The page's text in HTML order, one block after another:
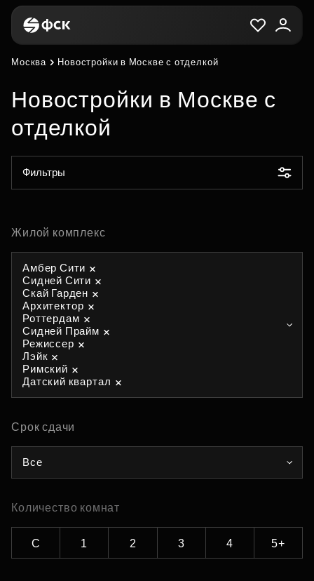
Москва Новостройки в Москве с отделкой
Новостройки в Москве с
отделкой
Фильтры
Жилой комплекс
Амбер Сити
Сидней Сити
Скай Гарден
Архитектор
Роттердам
Сидней Прайм
Режиссер
Лэйк
Римский
Датский квартал
Срок сдачи
Все
Количество комнат
С 1 2 3 4 5+